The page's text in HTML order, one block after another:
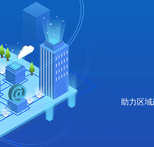
助力区